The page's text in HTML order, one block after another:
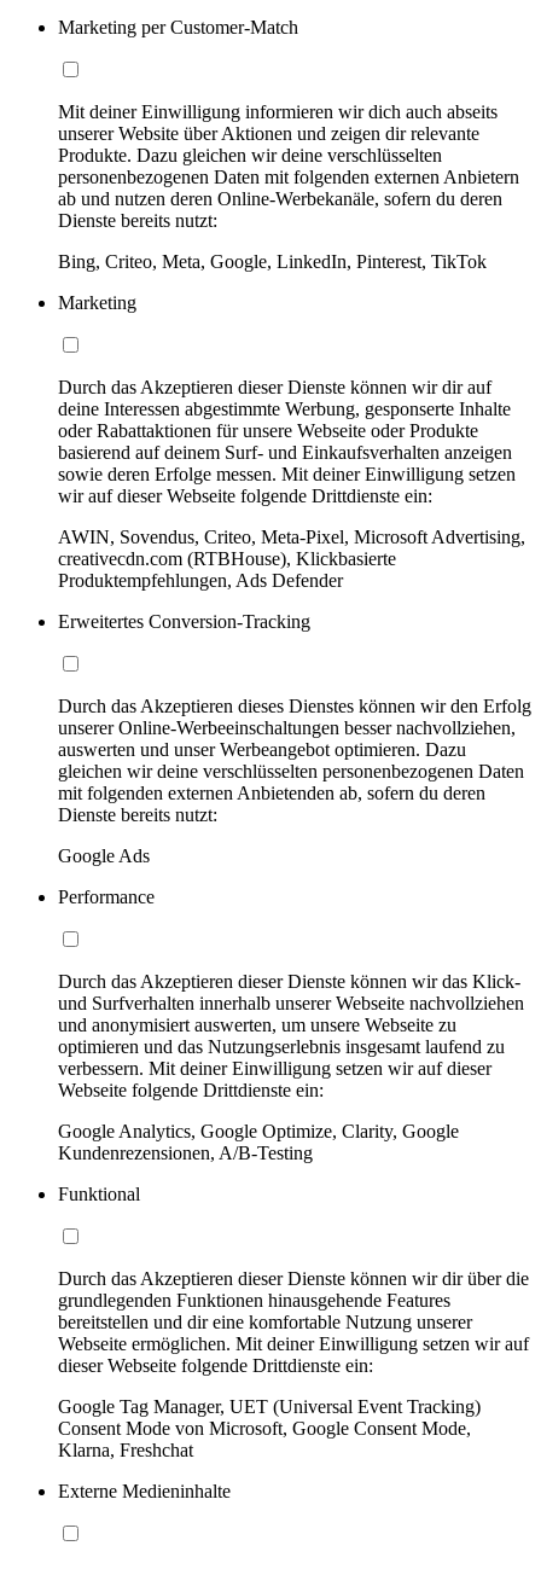
Marketing per Customer-Match
Mit deiner Einwilligung informieren wir dich auch abseits
unserer Website über Aktionen und zeigen dir relevante
Produkte. Dazu gleichen wir deine verschlüsselten
personenbezogenen Daten mit folgenden externen Anbietern
ab und nutzen deren Online-Werbekanäle, sofern du deren
Dienste bereits nutzt:
Bing, Criteo, Meta, Google, LinkedIn, Pinterest, TikTok
Marketing
Durch das Akzeptieren dieser Dienste können wir dir auf
deine Interessen abgestimmte Werbung, gesponserte Inhalte
oder Rabattaktionen für unsere Webseite oder Produkte
basierend auf deinem Surf- und Einkaufsverhalten anzeigen
sowie deren Erfolge messen. Mit deiner Einwilligung setzen
wir auf dieser Webseite folgende Drittdienste ein:
AWIN, Sovendus, Criteo, Meta-Pixel, Microsoft Advertising,
creativecdn.com (RTBHouse), Klickbasierte
Produktempfehlungen, Ads Defender
Erweitertes Conversion-Tracking
Durch das Akzeptieren dieses Dienstes können wir den Erfolg
unserer Online-Werbeeinschaltungen besser nachvollziehen,
auswerten und unser Werbeangebot optimieren. Dazu
gleichen wir deine verschlüsselten personenbezogenen Daten
mit folgenden externen Anbietenden ab, sofern du deren
Dienste bereits nutzt:
Google Ads
Performance
Durch das Akzeptieren dieser Dienste können wir das Klick-
und Surfverhalten innerhalb unserer Webseite nachvollziehen
und anonymisiert auswerten, um unsere Webseite zu
optimieren und das Nutzungserlebnis insgesamt laufend zu
verbessern. Mit deiner Einwilligung setzen wir auf dieser
Webseite folgende Drittdienste ein:
Google Analytics, Google Optimize, Clarity, Google
Kundenrezensionen, A/B-Testing
Funktional
Durch das Akzeptieren dieser Dienste können wir dir über die
grundlegenden Funktionen hinausgehende Features
bereitstellen und dir eine komfortable Nutzung unserer
Webseite ermöglichen. Mit deiner Einwilligung setzen wir auf
dieser Webseite folgende Drittdienste ein:
Google Tag Manager, UET (Universal Event Tracking)
Consent Mode von Microsoft, Google Consent Mode,
Klarna, Freshchat
Externe Medieninhalte